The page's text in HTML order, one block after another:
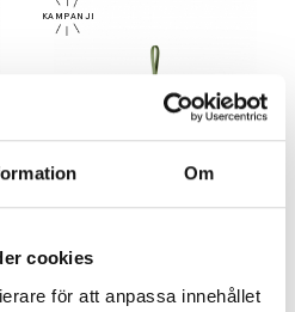
Om
cookies
för att anpassa innehållet